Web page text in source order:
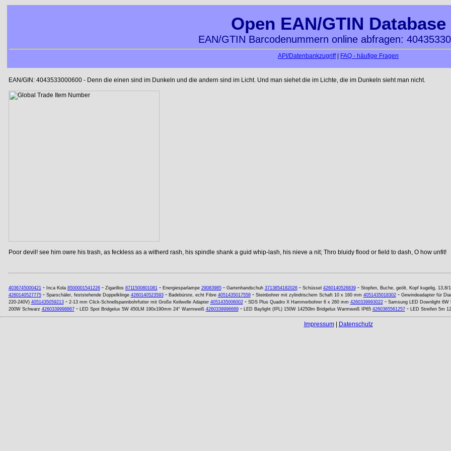
Open EAN/GTIN Database
EAN/GTIN Barcodenummern online abfragen:
API/Datenbankzugriff| FAQ - häufige Fragen
EAN/GIN: 4043533000600 - Denn die einen sind im Dunkeln und die andern sind im Licht. Und man siehet die im Lichte, die im Dunkeln sieht man nicht.
Poor devil! see him owre his trash, as feckless as a witherd rash, his spindle shank a guid whip-lash, his nieve a nit; Thro bluidy flood or field to dash, O how unfit!
4036745000421- Inca Kola 8500001541226- Zigarillos 8711500801081- Energiesparlampe 29083985- Gartenhandschuh 3713854182026- Schüssel 4260140526839- Stopfen, Buche, geölt, Kopf kugelig, 13,8/
4260140527775- Sparschäler, feststehende Doppelklinge 4260140523593- Badebürste, echt Fibre 4051435017558- Steinbohrer mit zylindrischem Schaft 10 x 160 mm 4051435018302- Gewindeadapter für
220-240V) 4051435059213- 2-13 mm Click-Schnellspannbohrfutter mit Große Keilwelle Adapter 4051435006002- SDS Plus Quadro X Hammerbohrer 6 x 260 mm 4260339993022- Samsung LED Downlight
200W Schwarz 4260339998867- LED Spot Bridgelux 5W 450LM 190x190mm 24° Warmweiß 4260339996689- LED Baylight (IPL) 150W 14250lm Bridgelux Warmweiß IP65 4260365561257- LED Streifen 5m
Impressum| Datenschutz